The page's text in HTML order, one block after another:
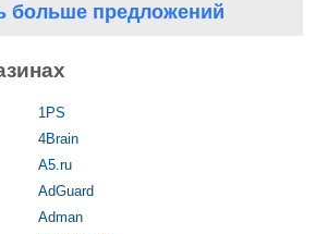
больше предложений
1PS
4Brain
A5.ru
AdGuard
Adman